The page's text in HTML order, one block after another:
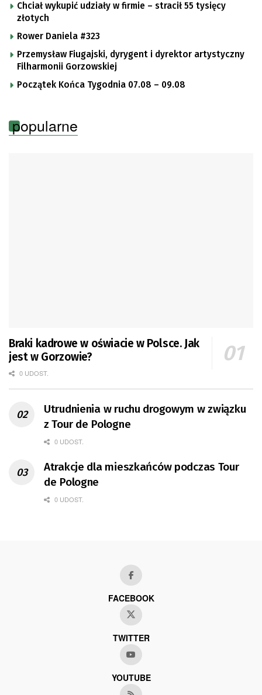
Chciał wykupić udziały w firmie – stracił 55 tysięcy
złotych
Rower Daniela #323
Przemysław Fiugajski, dyrygent i dyrektor artystyczny
Filharmonii Gorzowskiej
Początek Końca Tygodnia 07.08 – 09.08
popularne
Braki kadrowe w oświacie w Polsce. Jak
jest w Gorzowie?
0 UDOST.
Utrudnienia w ruchu drogowym w związku
z Tour de Pologne
0 UDOST.
Atrakcje dla mieszkańców podczas Tour
de Pologne
0 UDOST.
FACEBOOK
TWITTER
YOUTUBE